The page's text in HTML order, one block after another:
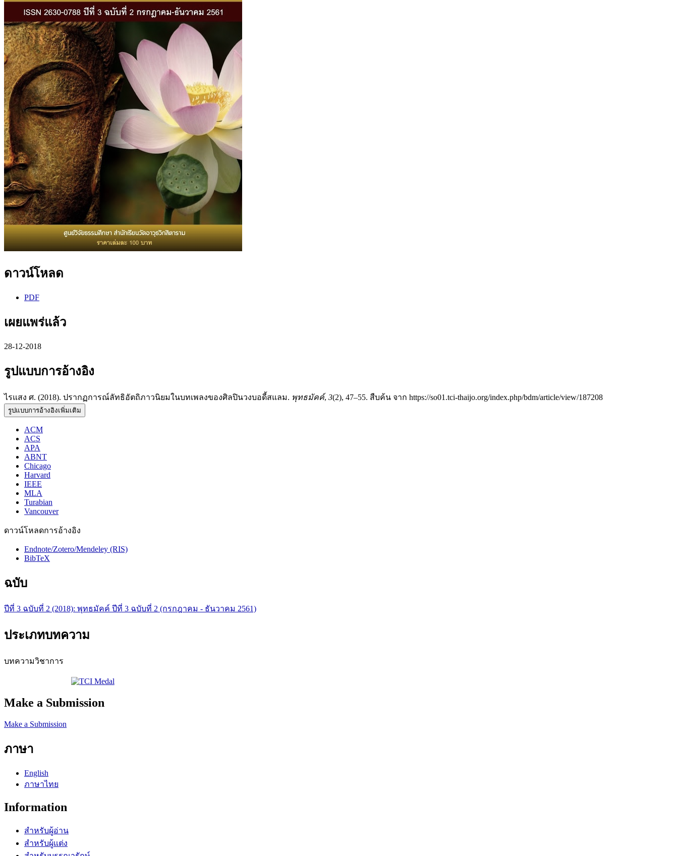
ดาวน์โหลด
PDF
เผยแพร่แล้ว
28-12-2018
รูปแบบการอ้างอิง
ไรแสง ศ. (2018). ปรากฏการณ์ลัทธิอัตถิภาวนิยมในบทเพลงของศิลปินวงบอดี้สแลม. พุทธมัคค์, 3(2), 47–55. สืบค้น จาก https://so01.tci-thaijo.org/index.php/bdm/article/view/187208
รูปแบบการอ้างอิงเพิ่มเติม
ACM
ACS
APA
ABNT
Chicago
Harvard
IEEE
MLA
Turabian
Vancouver
ดาวน์โหลดการอ้างอิง
Endnote/Zotero/Mendeley (RIS)
BibTeX
ฉบับ
ปีที่ 3 ฉบับที่ 2 (2018): พุทธมัคค์ ปีที่ 3 ฉบับที่ 2 (กรกฎาคม - ธันวาคม 2561)
ประเภทบทความ
บทความวิชาการ
Make a Submission
Make a Submission
ภาษา
English
ภาษาไทย
Information
สำหรับผู้อ่าน
สำหรับผู้แต่ง